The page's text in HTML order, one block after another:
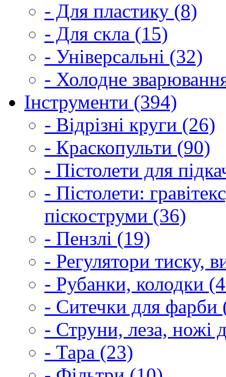
- Для пластику (8)
- Для скла (15)
- Універсальні (32)
- Холодне
Інструменти (394)
- Відрізні круги (26)
- Краскопульти (90)
- Пістолети для
- Пістолети:
піскоструми (36)
- Пензлі (19)
- Регулятори тиску,
- Рубанки, колодки
- Ситечки для фарби
- Струни, леза, ножі
- Тара (23)